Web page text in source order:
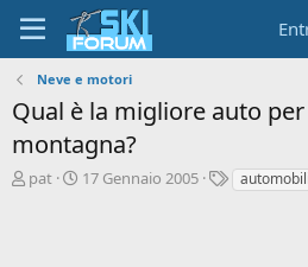
Neve e motori
Qual è la migliore auto
montagna?
A
pat
D
17 Gennaio 2005
Tautomobili